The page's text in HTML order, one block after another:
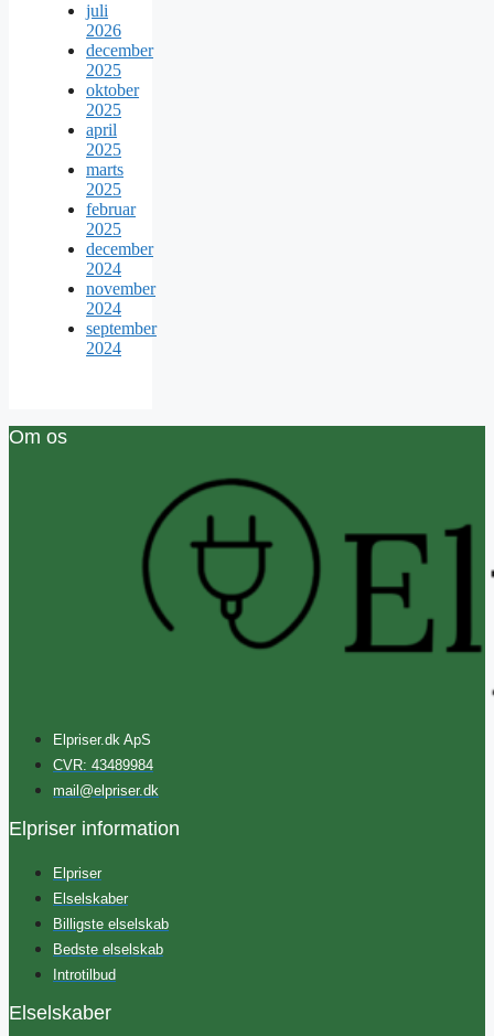
juli
2026
december
2025
oktober
2025
april
2025
marts
2025
februar
2025
december
2024
november
2024
september
2024
Om os
Elpriser.dk ApS
CVR: 43489984
mail@elpriser.dk
Elpriser information
Elpriser
Elselskaber
Billigste elselskab
Bedste elselskab
Introtilbud
Elselskaber